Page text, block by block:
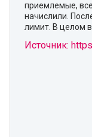
приемлемые,
начислили.
лимит. В целом
Источник: